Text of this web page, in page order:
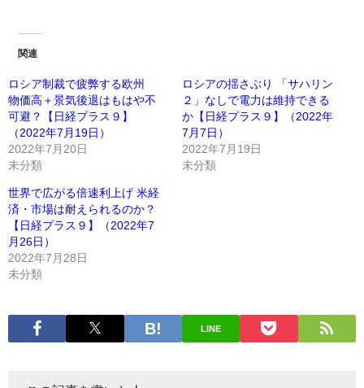
関連
ロシア制裁で疲弊する欧州
物価高＋景気後退はもはや不
可避？【日経プラス９】
（2022年7月19日）
2022年7月20日
未分類
ロシアの揺さぶり 「サハリン
２」なしで電力は維持できる
か【日経プラス９】（2022年
7月7日）
2022年7月19日
未分類
世界で広がる倍速利上げ 米経
済・市場は耐えられるのか？
【日経プラス９】（2022年7
月26日）
2022年7月28日
未分類
LINE